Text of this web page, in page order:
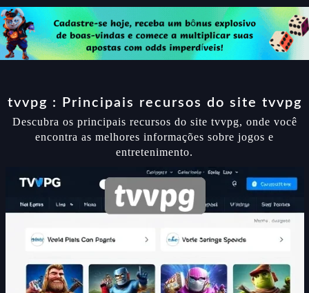
tvvpg : Principais recursos do site tvvpg
Descubra os principais recursos do site tvvpg, onde você
encontra as melhores informações sobre jogos e
entretenimento.